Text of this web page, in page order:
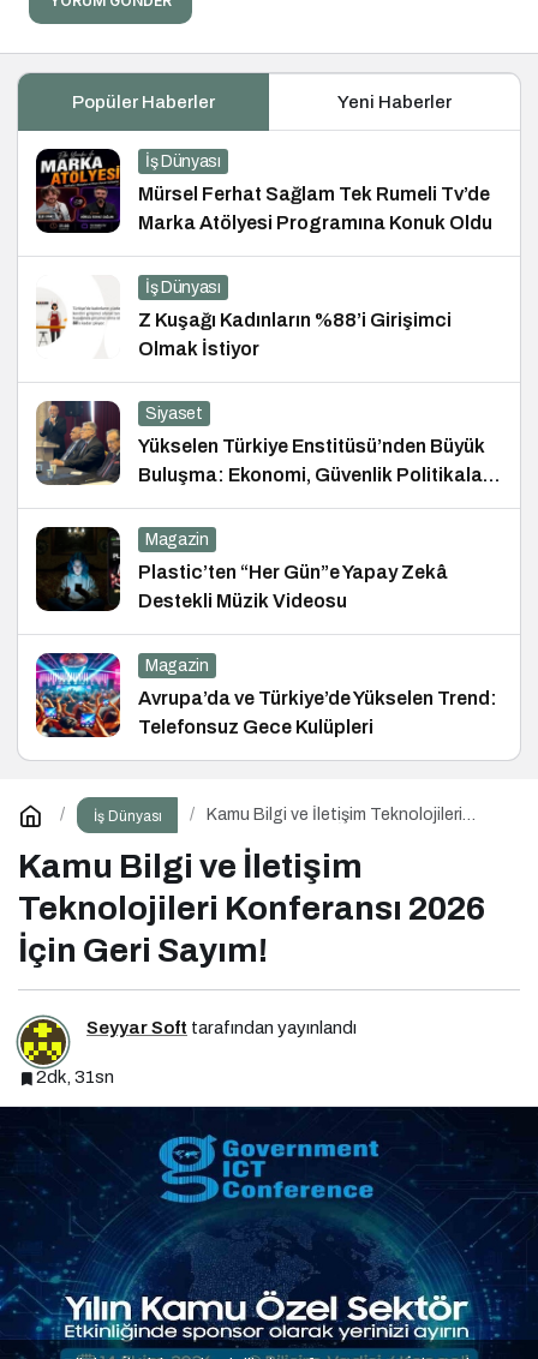
Popüler Haberler Yeni Haberler
İş Dünyası
Mürsel Ferhat Sağlam Tek Rumeli Tv’de
Marka Atölyesi Programına Konuk Oldu
İş Dünyası
Z Kuşağı Kadınların %88’i Girişimci
Olmak İstiyor
Siyaset
Yükselen Türkiye Enstitüsü’nden Büyük
Buluşma: Ekonomi, Güvenlik Politikaları
ve Hukuk Konferansı
Magazin
Plastic’ten “Her Gün”e Yapay Zekâ
Destekli Müzik Videosu
Magazin
Avrupa’da ve Türkiye’de Yükselen Trend:
Telefonsuz Gece Kulüpleri
İş Dünyası
Kamu Bilgi ve İletişim Teknolojileri
Kamu Bilgi ve İletişim
Teknolojileri Konferansı 2026
İçin Geri Sayım!
Seyyar Soft tarafından yayınlandı
2dk, 31sn